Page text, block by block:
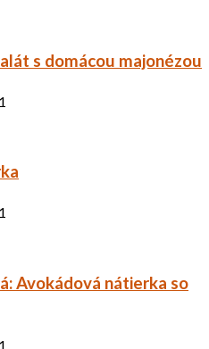
s domácou majonézou
Avokádová nátierka so